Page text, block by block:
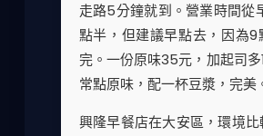
走路5分鐘就到。營業時間從
點半，但建議早點去，因為9
完。一份原味35元，加起司多
常點原味，配一杯豆漿，完美
興隆早餐店在大安區，環境